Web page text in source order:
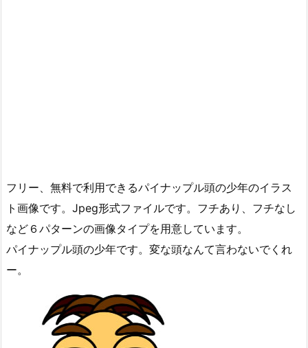
フリー、無料で利用できるパイナップル頭の少年のイラス
ト画像です。Jpeg形式ファイルです。フチあり、フチなし
など６パターンの画像タイプを用意しています。
パイナップル頭の少年です。変な頭なんて言わないでくれ
ー。